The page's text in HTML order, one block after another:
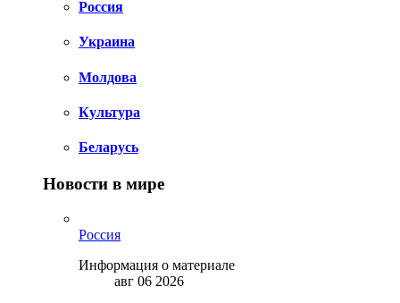
Россия
Украина
Молдова
Культура
Беларусь
Новости в мире
Россия
Информация о материале
авг 06 2026